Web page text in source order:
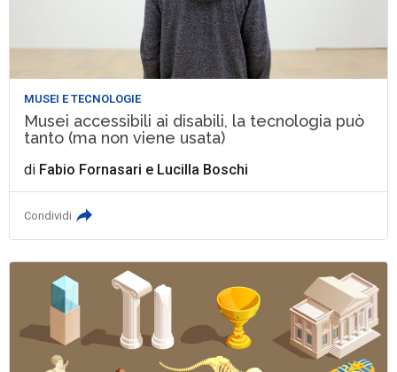
MUSEI E TECNOLOGIE
Musei accessibili ai disabili, la tecnologia può
tanto (ma non viene usata)
di Fabio Fornasari e Lucilla Boschi
Condividi